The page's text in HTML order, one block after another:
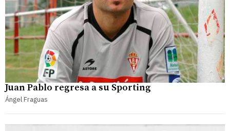
Juan Pablo regresa a su Sporting
Ángel Fraguas